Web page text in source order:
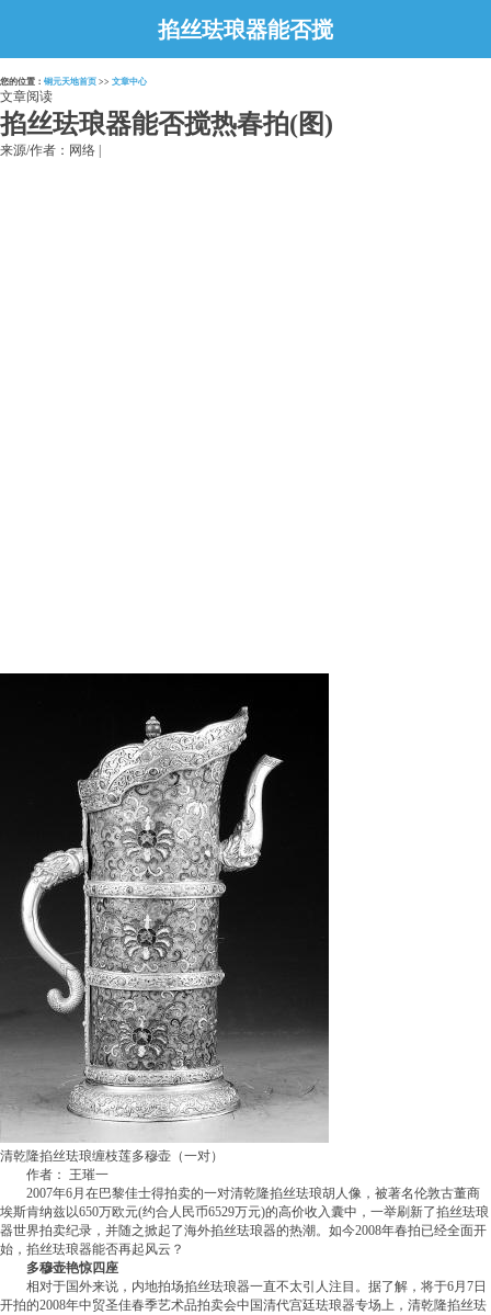
掐丝珐琅器能否搅
热春拍(图)
您的位置： 铜元天地首页 >> 文章中心
文章阅读
掐丝珐琅器能否搅热春拍(图)
来源/作者：网络 |
清乾隆掐丝珐琅缠枝莲多穆壶（一对）
作者： 王璀一
2007年6月在巴黎佳士得拍卖的一对清乾隆掐丝珐琅胡人像，被著名伦敦古董商
埃斯肯纳兹以650万欧元(约合人民币6529万元)的高价收入囊中，一举刷新了掐丝珐琅
器世界拍卖纪录，并随之掀起了海外掐丝珐琅器的热潮。如今2008年春拍已经全面开
始，掐丝珐琅器能否再起风云？
多穆壶艳惊四座
相对于国外来说，内地拍场掐丝珐琅器一直不太引人注目。据了解，将于6月7日
开拍的2008年中贸圣佳春季艺术品拍卖会中国清代宫廷珐琅器专场上，清乾隆掐丝珐